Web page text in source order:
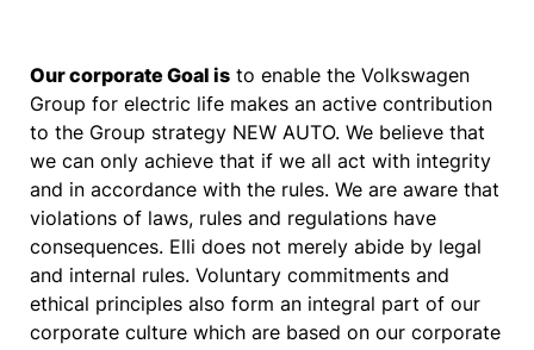
Our corporate Goal is to enable the Volkswagen
Group for electric life makes an active contribution
to the Group strategy NEW AUTO. We believe that
we can only achieve that if we all act with integrity
and in accordance with the rules. We are aware that
violations of laws, rules and regulations have
consequences. Elli does not merely abide by legal
and internal rules. Voluntary commitments and
ethical principles also form an integral part of our
corporate culture which are based on our corporate